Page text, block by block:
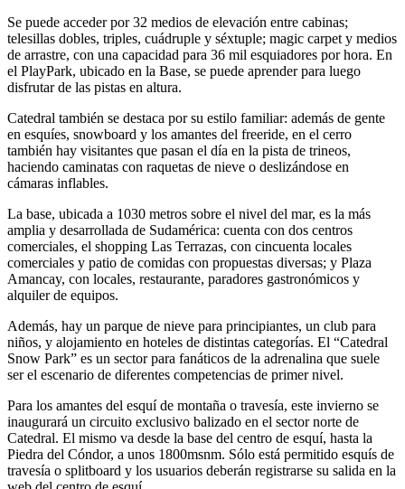
Se puede acceder por 32 medios de elevación entre cabinas;
telesillas dobles, triples, cuádruple y séxtuple; magic carpet y medios
de arrastre, con una capacidad para 36 mil esquiadores por hora. En
el PlayPark, ubicado en la Base, se puede aprender para luego
disfrutar de las pistas en altura.
Catedral también se destaca por su estilo familiar: además de gente
en esquíes, snowboard y los amantes del freeride, en el cerro
también hay visitantes que pasan el día en la pista de trineos,
haciendo caminatas con raquetas de nieve o deslizándose en
cámaras inflables.
La base, ubicada a 1030 metros sobre el nivel del mar, es la más
amplia y desarrollada de Sudamérica: cuenta con dos centros
comerciales, el shopping Las Terrazas, con cincuenta locales
comerciales y patio de comidas con propuestas diversas; y Plaza
Amancay, con locales, restaurante, paradores gastronómicos y
alquiler de equipos.
Además, hay un parque de nieve para principiantes, un club para
niños, y alojamiento en hoteles de distintas categorías. El “Catedral
Snow Park” es un sector para fanáticos de la adrenalina que suele
ser el escenario de diferentes competencias de primer nivel.
Para los amantes del esquí de montaña o travesía, este invierno se
inaugurará un circuito exclusivo balizado en el sector norte de
Catedral. El mismo va desde la base del centro de esquí, hasta la
Piedra del Cóndor, a unos 1800msnm. Sólo está permitido esquís de
travesía o splitboard y los usuarios deberán registrarse su salida en la